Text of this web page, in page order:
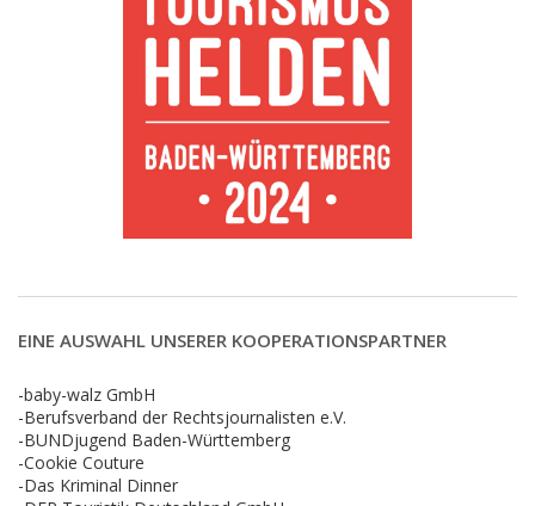
EINE AUSWAHL UNSERER KOOPERATIONSPARTNER
-baby-walz GmbH
-Berufsverband der Rechtsjournalisten e.V.
-BUNDjugend Baden-Württemberg
-Cookie Couture
-Das Kriminal Dinner